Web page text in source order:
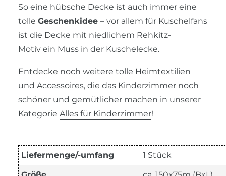
So eine hübsche Decke ist auch immer eine
tolle Geschenkidee – vor allem für Kuschelfans
ist die Decke mit niedlichem Rehkitz-
Motiv ein Muss in der Kuschelecke.
Entdecke noch weitere tolle Heimtextilien
und Accessoires, die das Kinderzimmer noch
schöner und gemütlicher machen in unserer
Kategorie Alles für Kinderzimmer!
Liefermenge/-umfang 1 Stück